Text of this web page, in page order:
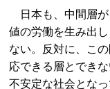
日本も、中間層が
値の労働を生み出
ない。反対に、こ
応できる層とでき
不安定な社会となっ